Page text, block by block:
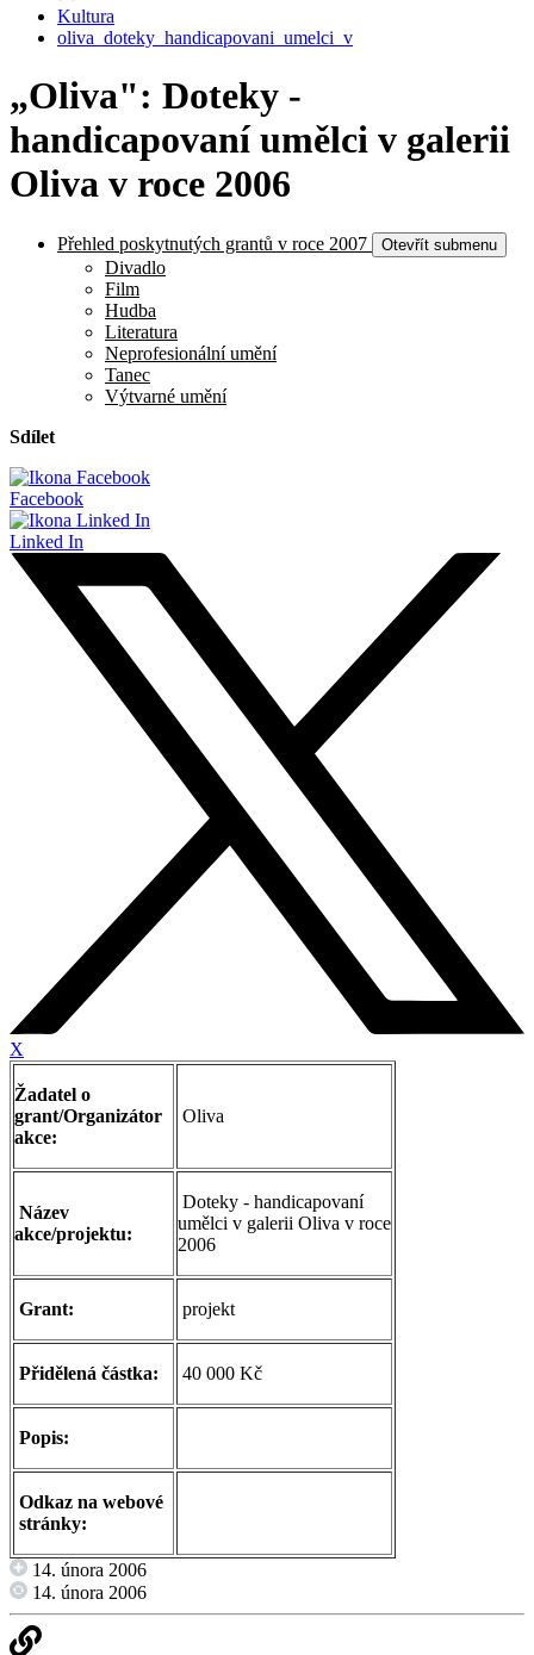
Kultura
oliva_doteky_handicapovani_umelci_v
„Oliva": Doteky -
handicapovaní umělci v galerii
Oliva v roce 2006
Přehled poskytnutých grantů v roce 2007 Otevřít submenu
Divadlo
Film
Hudba
Literatura
Neprofesionální umění
Tanec
Výtvarné umění
Sdílet
Facebook
Linked In
X
Žadatel o
grant/Organizátor
akce:
Oliva
Název
akce/projektu:
Doteky - handicapovaní
umělci v galerii Oliva v roce
2006
Grant: projekt
Přidělená částka: 40 000 Kč
Popis:
Odkaz na webové
stránky:
14. února 2006
14. února 2006